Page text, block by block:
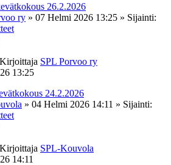
26.2.2026
ry » 07 Helmi 2026 13:25 » Sijainti:
Kirjoittaja SPL Porvoo ry
13:25
24.2.2026
» 04 Helmi 2026 14:11 » Sijainti:
Kirjoittaja SPL-Kouvola
14:11